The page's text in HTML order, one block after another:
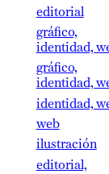
editorial
gráfico,
identidad,
gráfico,
identidad,
identidad,
web
ilustración
editorial,